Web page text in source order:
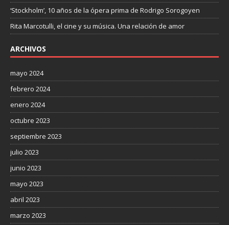
‘Stockholm’, 10 años de la ópera prima de Rodrigo Sorogoyen
Rita Marcotulli, el cine y su música. Una relación de amor
ARCHIVOS
mayo 2024
febrero 2024
enero 2024
octubre 2023
septiembre 2023
julio 2023
junio 2023
mayo 2023
abril 2023
marzo 2023